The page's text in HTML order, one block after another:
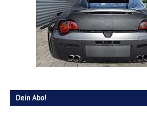
Dein Abo!